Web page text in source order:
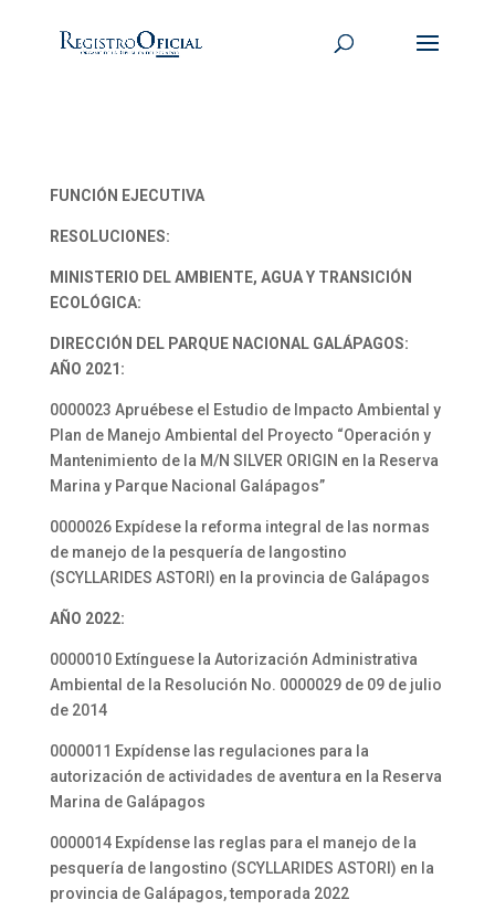
FUNCIÓN EJECUTIVA
RESOLUCIONES:
MINISTERIO DEL AMBIENTE, AGUA Y TRANSICIÓN
ECOLÓGICA:
DIRECCIÓN DEL PARQUE NACIONAL GALÁPAGOS:
AÑO 2021:
0000023 Apruébese el Estudio de Impacto Ambiental y
Plan de Manejo Ambiental del Proyecto “Operación y
Mantenimiento de la M/N SILVER ORIGIN en la Reserva
Marina y Parque Nacional Galápagos”
0000026 Expídese la reforma integral de las normas
de manejo de la pesquería de langostino
(SCYLLARIDES ASTORI) en la provincia de Galápagos
AÑO 2022:
0000010 Extínguese la Autorización Administrativa
Ambiental de la Resolución No. 0000029 de 09 de julio
de 2014
0000011 Expídense las regulaciones para la
autorización de actividades de aventura en la Reserva
Marina de Galápagos
0000014 Expídense las reglas para el manejo de la
pesquería de langostino (SCYLLARIDES ASTORI) en la
provincia de Galápagos, temporada 2022